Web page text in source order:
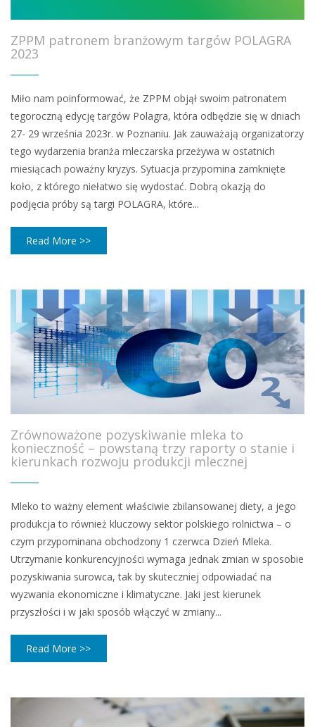
ZPPM patronem branżowym targów POLAGRA
2023
Miło nam poinformować, że ZPPM objął swoim patronatem
tegoroczną edycję targów Polagra, która odbędzie się w dniach
27- 29 września 2023r. w Poznaniu. Jak zauważają organizatorzy
tego wydarzenia branża mleczarska przeżywa w ostatnich
miesiącach poważny kryzys. Sytuacja przypomina zamknięte
koło, z którego niełatwo się wydostać. Dobrą okazją do
podjęcia próby są targi POLAGRA, które...
Read More >>
Zrównoważone pozyskiwanie mleka to
konieczność – powstaną trzy raporty o stanie i
kierunkach rozwoju produkcji mlecznej
Mleko to ważny element właściwie zbilansowanej diety, a jego
produkcja to również kluczowy sektor polskiego rolnictwa – o
czym przypominana obchodzony 1 czerwca Dzień Mleka.
Utrzymanie konkurencyjności wymaga jednak zmian w sposobie
pozyskiwania surowca, tak by skuteczniej odpowiadać na
wyzwania ekonomiczne i klimatyczne. Jaki jest kierunek
przyszłości i w jaki sposób włączyć w zmiany...
Read More >>